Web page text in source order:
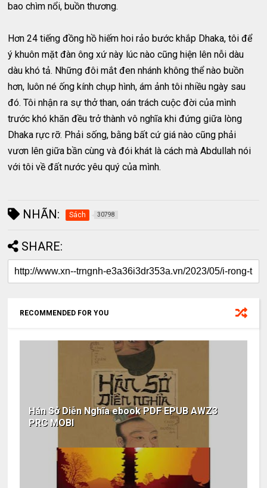
bao chìm nổi, buồn thương.
Hơn 24 tiếng đồng hồ hiếm hoi rảo bước khắp Dhaka, tôi để
ý khuôn mặt đàn ông xứ này lúc nào cũng hiện lên nỗi dàu
dàu khó tả. Những đôi mắt đen nhánh không thể nào buồn
hơn, luôn né ống kính chụp hình, ám ảnh tôi nhiều ngày sau
đó. Tôi nhận ra sự thở than, oán trách cuộc đời của mình
trước khó khăn đều trở thành vô nghĩa khi đứng giữa lòng
Dhaka rực rỡ. Phải sống, bằng bất cứ giá nào cũng phải
vươn lên giữa bần cùng và đói khát là cách mà Abdullah nói
với tôi về đất nước yêu quý của mình.
NHÃN: Sách 30798
SHARE:
RECOMMENDED FOR YOU
Hán Sở Diễn Nghĩa ebook PDF EPUB AWZ3
PRC MOBI